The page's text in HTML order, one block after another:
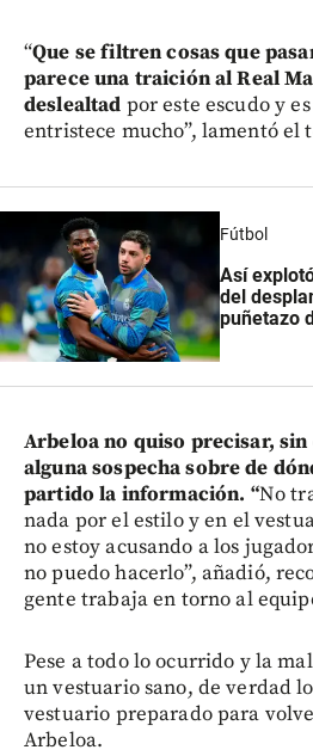
“Que se filtren cosas que
parece una traición al Real
deslealtad por este escudo y
entristece mucho”, lamentó el
Fútbol
Así
del
puñetazo
Arbeloa no quiso precisar,
alguna sospecha sobre de
partido la información. “No
nada por el estilo y en el
no estoy acusando a los
no puedo hacerlo”, añadió,
gente trabaja en torno al
Pese a todo lo ocurrido y la
un vestuario sano, de verdad
vestuario preparado para
Arbeloa.